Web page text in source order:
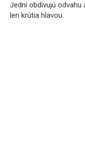
Jedni obdivujú odvahu
len krútia hlavou.